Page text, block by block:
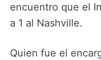
encuentro que el
a 1 al Nashville.
Quien fue el